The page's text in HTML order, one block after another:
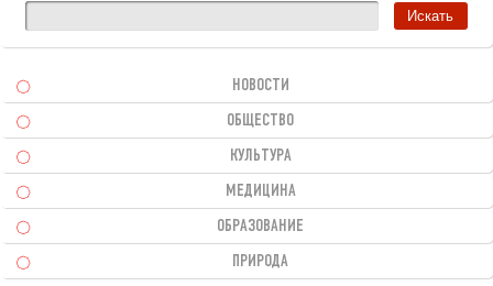
НОВОСТИ
ОБЩЕСТВО
КУЛЬТУРА
МЕДИЦИНА
ОБРАЗОВАНИЕ
ПРИРОДА